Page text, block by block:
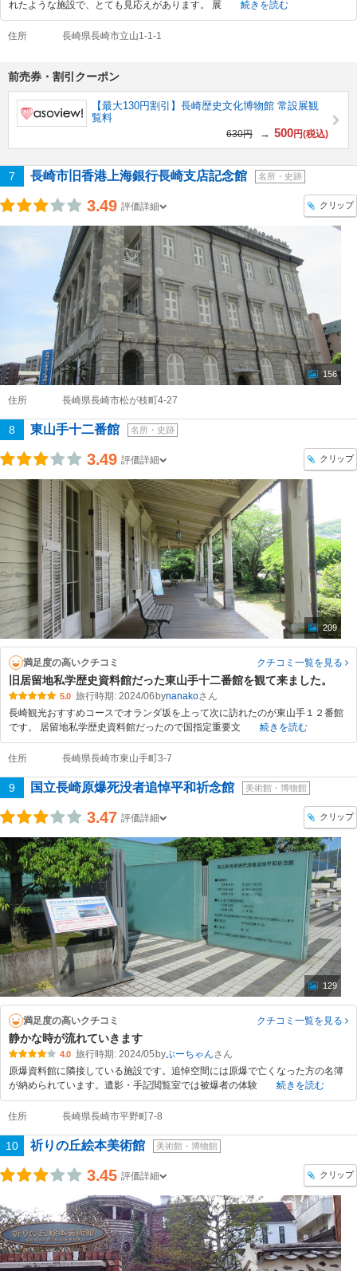
れたような施設で、とても見応えがあります。 展 続きを読む
住所 長崎県長崎市立山1-1-1
前売券・割引クーポン
【最大130円割引】長崎歴史文化博物館 常設展観
覧料
630円 → 500円(税込)
7 長崎市旧香港上海銀行長崎支店記念館 名所・史跡
3.49 評価詳細 クリップ
156
住所 長崎県長崎市松が枝町4-27
8 東山手十二番館 名所・史跡
3.49 評価詳細 クリップ
209
満足度の高いクチコミ クチコミ一覧を見る
旧居留地私学歴史資料館だった東山手十二番館を観て来ました。
5.0 旅行時期: 2024/06 bynanako
長崎観光おすすめコースでオランダ坂を上って次に訪れたのが東山手１２番館
です。 居留地私学歴史資料館だったので国指定重要文
続きを読む
住所 長崎県長崎市東山手町3-7
9 国立長崎原爆死没者追悼平和祈念館 美術館・博物館
3.47 評価詳細 クリップ
129
満足度の高いクチコミ クチコミ一覧を見る
静かな時が流れていきます
4.0 旅行時期: 2024/05 byぷーちゃん
原爆資料館に隣接している施設です。追悼空間には原爆で亡くなった方の名簿
が納められています。遺影・手記閲覧室では被爆者の体験
続きを読む
住所 長崎県長崎市平野町7-8
10 祈りの丘絵本美術館 美術館・博物館
3.45 評価詳細 クリップ